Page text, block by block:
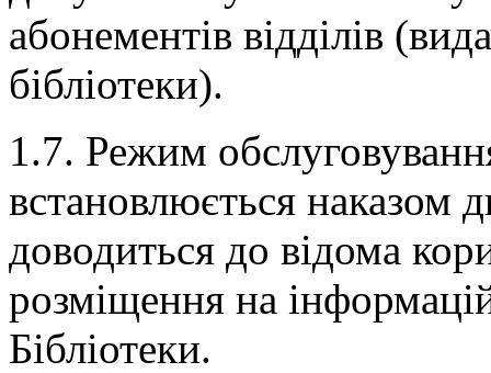
абонементів відділів
бібліотеки).
1.7. Режим
встановлюється наказом
доводиться до відома
розміщення на
Бібліотеки.